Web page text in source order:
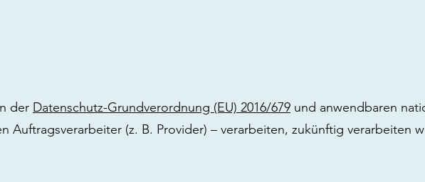
der Datenschutz-Grundverordnung (EU) 2016/679 und anwendbaren
(z. B. Provider) – verarbeiten, zukünftig verarbeiten